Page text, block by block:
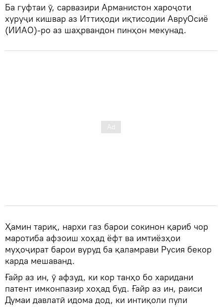
Ба гуфтаи ӯ, сарвазири Арманистон хароҷоти
хуруҷи кишвар аз Иттиҳоди иқтисодии АвруОсиё
(ИИАО)-ро аз шаҳрвандон пинҳон мекунад.
Ҳамин тариқ, нархи газ барои сокинон қариб чор
маротиба афзоиш хоҳад ёфт ва имтиёзҳои
муҳоҷират барои вуруд ба қаламрави Русия бекор
карда мешаванд.
Ғайр аз ин, ӯ афзуд, ки кор танҳо бо харидани
патент имконпазир хоҳад буд. Ғайр аз ин, раиси
Думаи давлатӣ идома дод, ки интиқоли пули